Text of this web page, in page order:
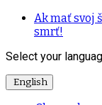
Ak mať svoj
smrť!
Select your
English